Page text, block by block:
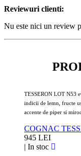
Reviewuri clienti:
Nu este nici un review
TESSERON LOT N53
indicii de lemn, fructe
accente de piper si
COGNAC
945 LEI
| In stoc